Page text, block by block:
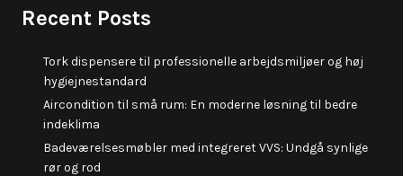
Recent Posts
Tork dispensere til professionelle arbejdsmiljøer og høj
hygiejnestandard
Aircondition til små rum: En moderne løsning til bedre
indeklima
Badeværelsesmøbler med integreret VVS: Undgå synlige
rør og rod